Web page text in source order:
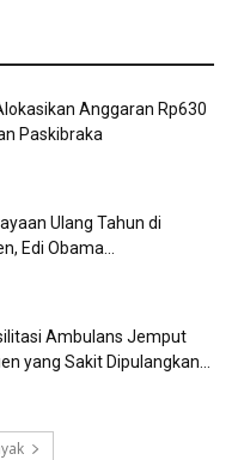
Anggaran Rp630
Paskibraka
Ulang Tahun di
Edi Obama...
Ambulans Jemput
yang Sakit Dipulangkan...